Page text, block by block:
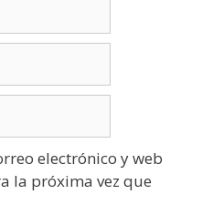
electrónico y web
la próxima vez que